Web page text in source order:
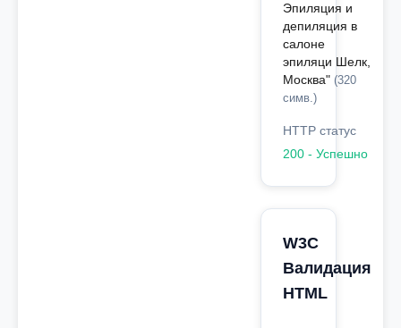
Эпиляция и
депиляция в
салоне
эпиляци Шелк,
Москва" (320
симв.)
HTTP статус
200 - Успешно
W3C
Валидация
HTML